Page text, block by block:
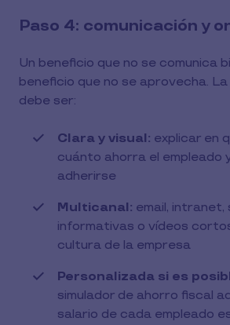
Paso 4: comunicación y
Un beneficio que no se comunica
beneficio que no se aprovecha.
debe ser:
Clara y visual: explicar en
cuánto ahorra el empleado
adherirse
Multicanal: email, intranet,
informativas o vídeos
cultura de la empresa
Personalizada si es
simulador de ahorro fiscal
salario de cada empleado